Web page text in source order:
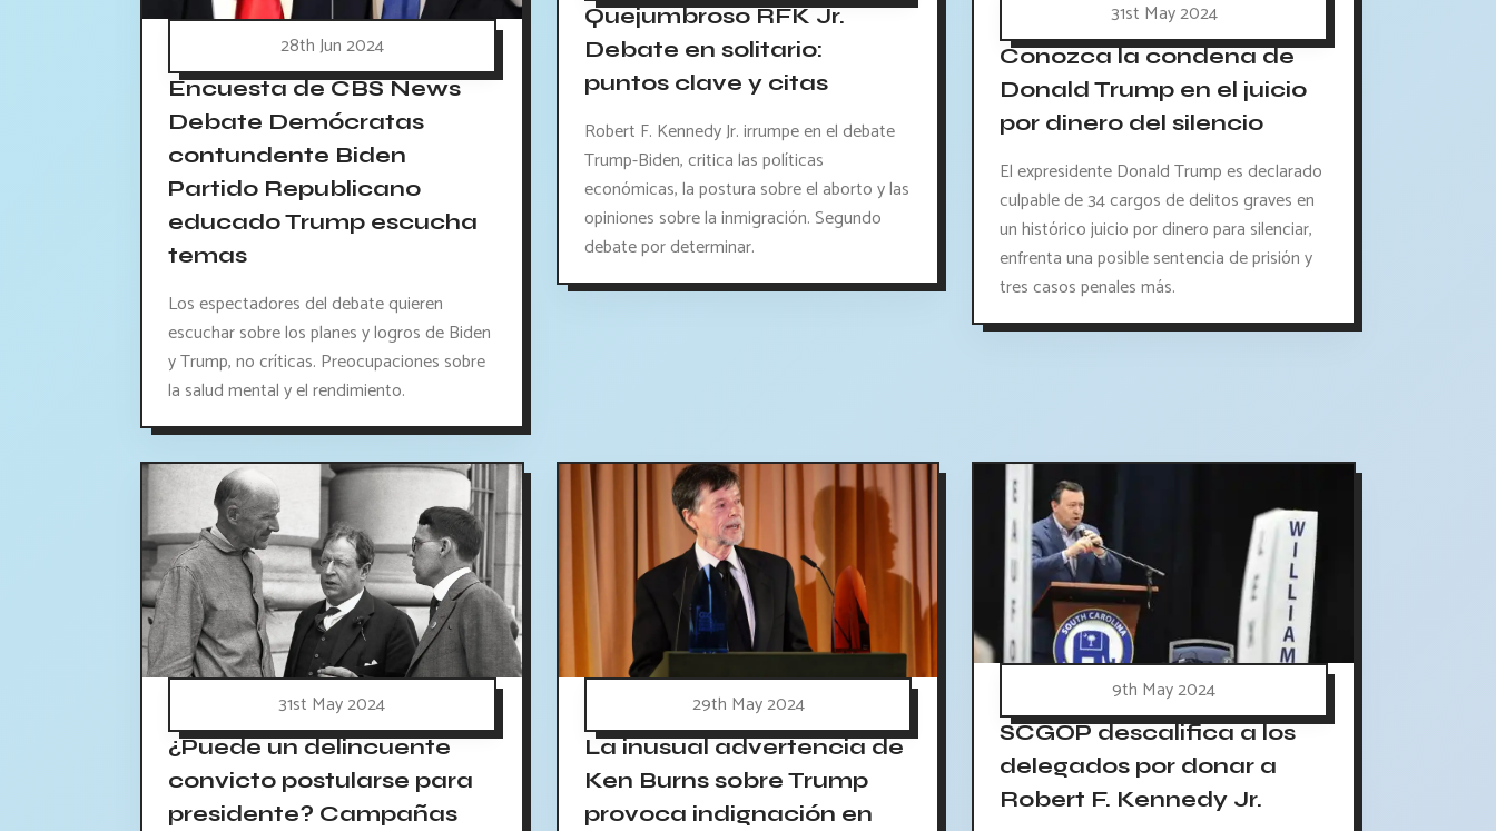
28th Jun 2024
Encuesta de CBS News
Debate Demócratas
contundente Biden
Partido Republicano
educado Trump escucha
temas
Los espectadores del debate quieren
escuchar sobre los planes y logros de Biden
y Trump, no críticas. Preocupaciones sobre
la salud mental y el rendimiento.
Quejumbroso RFK Jr.
Debate en solitario:
puntos clave y citas
Robert F. Kennedy Jr. irrumpe en el debate
Trump-Biden, critica las políticas
económicas, la postura sobre el aborto y las
opiniones sobre la inmigración. Segundo
debate por determinar.
31st May 2024
Conozca la condena de
Donald Trump en el juicio
por dinero del silencio
El expresidente Donald Trump es declarado
culpable de 34 cargos de delitos graves en
un histórico juicio por dinero para silenciar,
enfrenta una posible sentencia de prisión y
tres casos penales más.
31st May 2024
¿Puede un delincuente
convicto postularse para
presidente? Campañas
29th May 2024
La inusual advertencia de
Ken Burns sobre Trump
provoca indignación en
9th May 2024
SCGOP descalifica a los
delegados por donar a
Robert F. Kennedy Jr.